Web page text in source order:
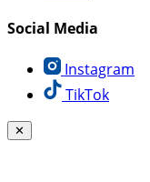
Social Media
Instagram
TikTok
✕